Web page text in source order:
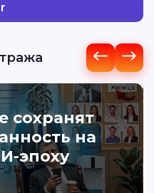
сохранят
на
эпоху